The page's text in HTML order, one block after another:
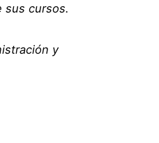
sus cursos.
y